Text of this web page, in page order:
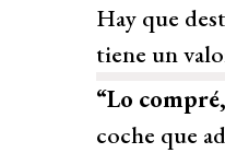
Hay que
tiene un
“Lo
coche que